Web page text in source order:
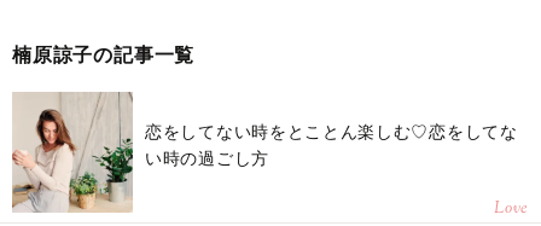
楠原諒子の記事一覧
恋をしてない時をとことん楽しむ♡恋をしてな
い時の過ごし方
Love